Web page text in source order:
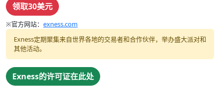
领取30美元
※官方网站： exness.com
Exness定期聚集来自世界各地的交易者和合作伙伴，举办盛大派对和
其他活动。
Exness的许可证在此处